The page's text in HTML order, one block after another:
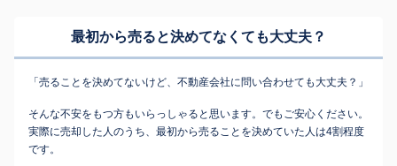
最初から売ると決めてなくても大丈夫？
「売ることを決めてないけど、不動産会社に問い合わせても大丈夫？」
そんな不安をもつ方もいらっしゃると思います。でもご安心ください。
実際に売却した人のうち、最初から売ることを決めていた人は4割程度
です。